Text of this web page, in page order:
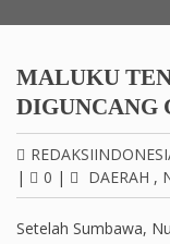
MALUKU
DIGUNCANG
|
0 | DAERAH ,
Setelah Sumbawa,